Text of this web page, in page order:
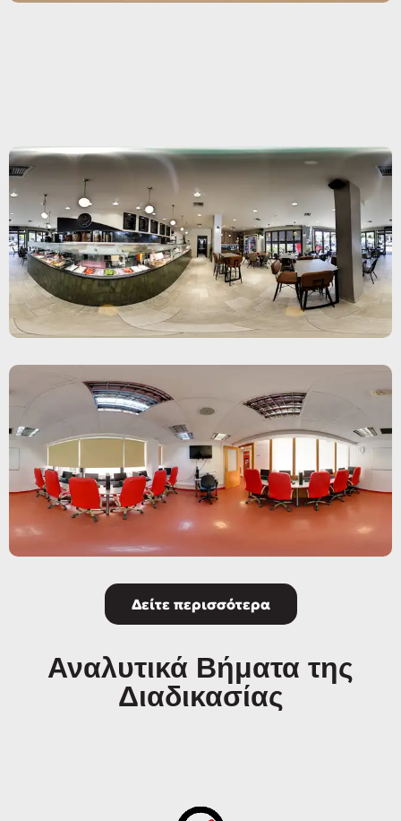
Δες όλη τη περιήγηση
Δες όλη τη περιήγηση
Δείτε περισσότερα
Αναλυτικά Βήματα της
Διαδικασίας